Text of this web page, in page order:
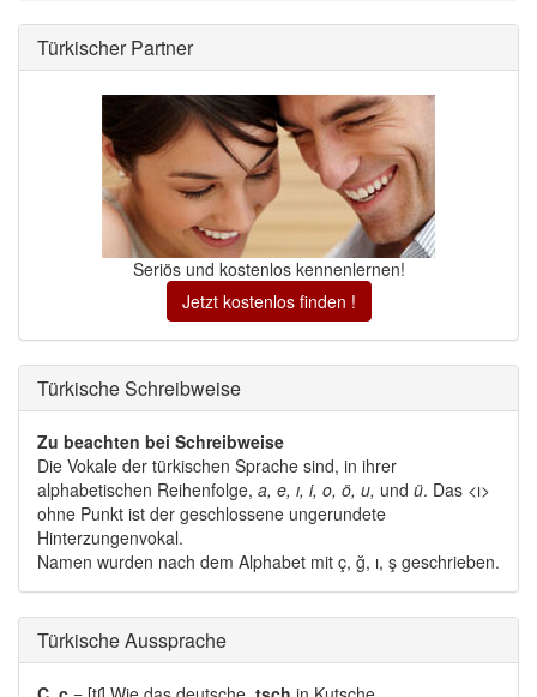
Türkischer Partner
Seriös und kostenlos kennenlernen!
Jetzt kostenlos finden !
Türkische Schreibweise
Zu beachten bei Schreibweise
Die Vokale der türkischen Sprache sind, in ihrer
alphabetischen Reihenfolge, a, e, ı, i, o, ö, u, und ü. Das <ı>
ohne Punkt ist der geschlossene ungerundete
Hinterzungenvokal.
Namen wurden nach dem Alphabet mit ç, ğ, ı, ş geschrieben.
Türkische Aussprache